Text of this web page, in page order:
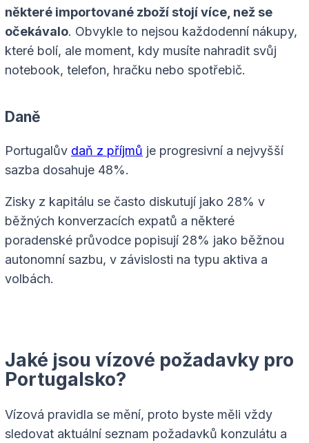
některé importované zboží stojí více, než se
očekávalo. Obvykle to nejsou každodenní nákupy,
které bolí, ale moment, kdy musíte nahradit svůj
notebook, telefon, hračku nebo spotřebič.
Daně
Portugalův daň z příjmů je progresivní a nejvyšší
sazba dosahuje 48%.
Zisky z kapitálu se často diskutují jako 28% v
běžných konverzacích expatů a některé
poradenské průvodce popisují 28% jako běžnou
autonomní sazbu, v závislosti na typu aktiva a
volbách.
Jaké jsou vízové požadavky pro
Portugalsko?
Vízová pravidla se mění, proto byste měli vždy
sledovat aktuální seznam požadavků konzulátu a